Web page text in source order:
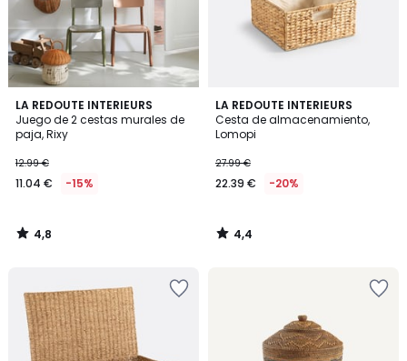
LA REDOUTE INTERIEURS
Juego de 2 cestas murales de
paja, Rixy
12.99 €
11.04 € -15%
4,8
/ 5
4,8
/
LA REDOUTE INTERIEURS
Cesta de almacenamiento,
Lomopi
27.99 €
22.39 € -20%
4,4
/ 5
4,4
/